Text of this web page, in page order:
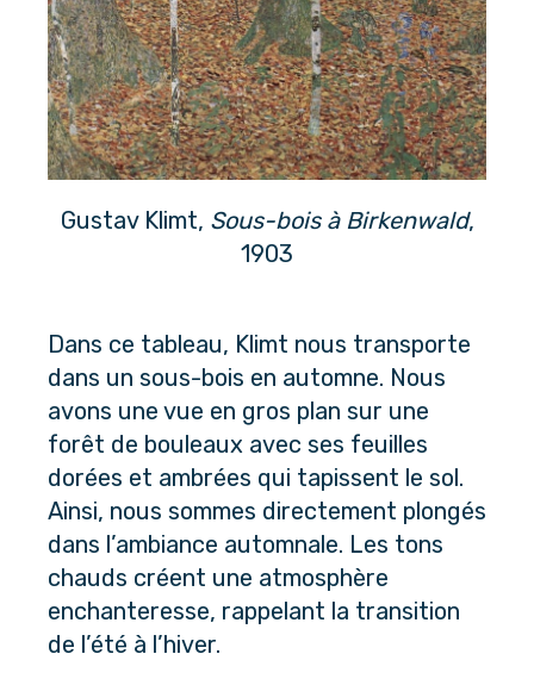
Gustav Klimt, Sous-bois à Birkenwald,
1903
Dans ce tableau, Klimt nous transporte
dans un sous-bois en automne. Nous
avons une vue en gros plan sur une
forêt de bouleaux avec ses feuilles
dorées et ambrées qui tapissent le sol.
Ainsi, nous sommes directement plongés
dans l’ambiance automnale. Les tons
chauds créent une atmosphère
enchanteresse, rappelant la transition
de l’été à l’hiver.